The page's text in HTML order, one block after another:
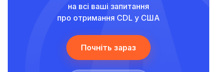
на всі ваші запитання
про отримання CDL у США
Почніть зараз